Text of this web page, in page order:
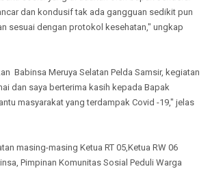
dan kondusif tak ada gangguan sedikit pun
sesuai dengan protokol kesehatan," ungkap
Babinsa Meruya Selatan Pelda Samsir, kegiatan
dan saya berterima kasih kepada Bapak
masyarakat yang terdampak Covid -19," jelas
masing-masing Ketua RT 05,Ketua RW 06
Pimpinan Komunitas Sosial Peduli Warga